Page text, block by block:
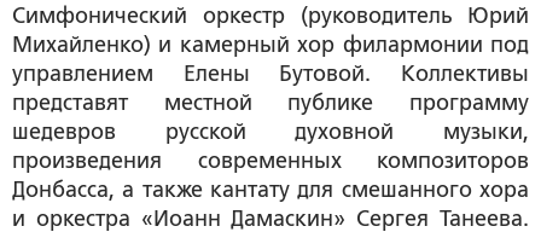
Симфонический оркестр (руководитель Юрий
Михайленко) и камерный хор филармонии под
управлением Елены Бутовой. Коллективы
представят местной публике программу
шедевров русской духовной музыки,
произведения современных композиторов
Донбасса, а также кантату для смешанного хора
и оркестра «Иоанн Дамаскин» Сергея Танеева.